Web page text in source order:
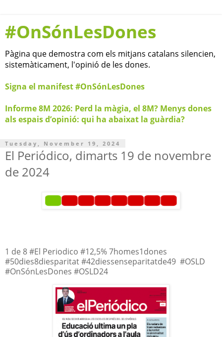
#OnSónLesDones
Pàgina que demostra com els mitjans catalans silencien,
sistemàticament, l'opinió de les dones.
Signa el manifest #OnSónLesDones
Informe 8M 2026: Perd la màgia, el 8M? Menys dones
als espais d’opinió: qui ha abaixat la guàrdia?
Tuesday, November 19, 2024
El Periódico, dimarts 19 de novembre
de 2024
1 de 8 #El Periodico #12,5% 7homes1dones
#50dies8diesparitat #42diessenseparitatde49 #OSLD
#OnSónLesDones #OSLD24